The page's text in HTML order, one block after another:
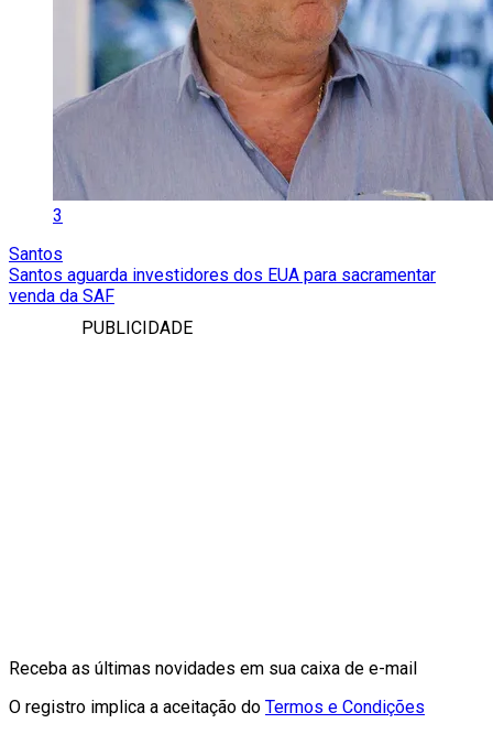
3
Santos
Santos aguarda investidores dos EUA para sacramentar
venda da SAF
PUBLICIDADE
Receba as últimas novidades em sua caixa de e-mail
O registro implica a aceitação do Termos e Condições